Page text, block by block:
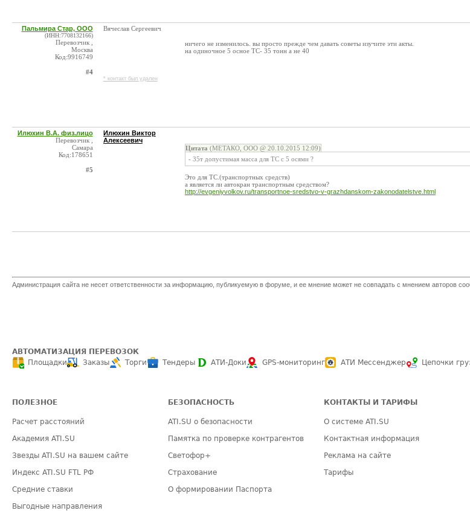
Пальмира Стар, ООО
(ИНН:7708132166)
Перевозчик ,
Москва
Код:9916749
#4
Вячеслав Сергеевич
* контакт был удален
ничего не изменилось. вы просто прежде чем давать советы изучите эти акты.
на одиночное 5 осное ТС- 35 тонн а не 40
Илюхин В.А. физ.лицо
Перевозчик ,
Самара
Код:178651
#5
Илюхин Виктор
Алексеевич
Цитата (МЕТАКО, ООО @ 20.10.2015 12:09)
- 35т допустимая масса для ТС с 5 осями ?
Это для ТС.(транспортных средств)
а является ли автокран транспортным средством?
http://evgeniyvolkov.ru/transportnoe-sredstvo-v-grazhdanskom-zakonodatelstve.html
Администрация сайта не несет ответственности за информацию, публикуемую в форуме, и ее мнение может не совпадать с мнением авторов
АВТОМАТИЗАЦИЯ ПЕРЕВОЗОК
Площадки
Заказы Торги Тендеры АТИ-Доки GPS-мониторинг АТИ Мессенджер Цепочки
ПОЛЕЗНОЕ
Расчет расстояний
Академия ATI.SU
Звезды ATI.SU на вашем сайте
Индекс ATI.SU FTL РФ
Средние ставки
Выгодные направления
БЕЗОПАСНОСТЬ
ATI.SU о безопасности
Памятка по проверке контрагентов
Светофор+
Страхование
О формировании Паспорта
КОНТАКТЫ И ТАРИФЫ
О системе ATI.SU
Контактная информация
Реклама на сайте
Тарифы